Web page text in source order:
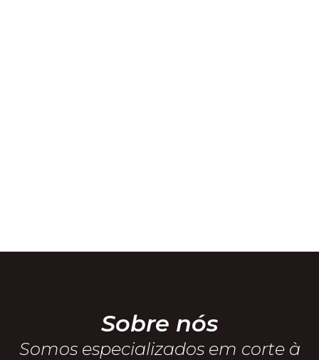
Sobre nós
Somos especializados em corte à